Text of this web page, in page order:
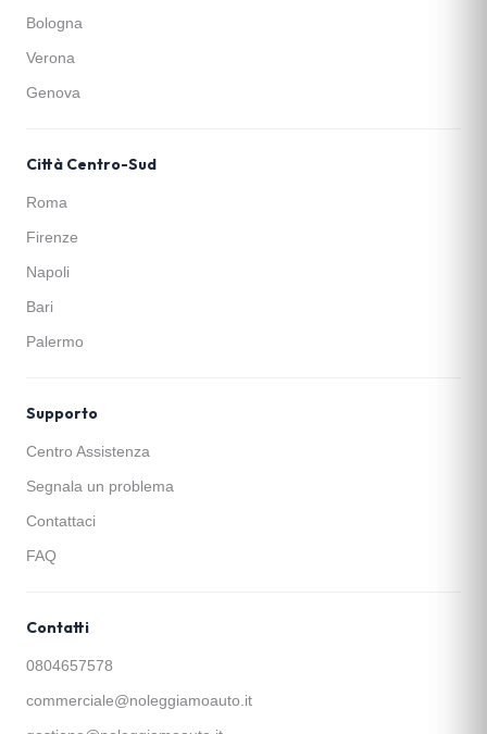
Bologna
Verona
Genova
Città Centro-Sud
Roma
Firenze
Napoli
Bari
Palermo
Supporto
Centro Assistenza
Segnala un problema
Contattaci
FAQ
Contatti
0804657578
commerciale@noleggiamoauto.it